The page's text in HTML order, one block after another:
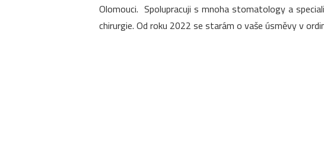
Olomouci. Spolupracuji s mnoha stomatology a
chirurgie. Od roku 2022 se starám o vaše úsměvy v